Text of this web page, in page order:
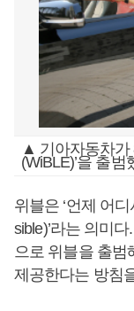
▲ 기아자동차가
(WiBLE)’을 출범
위블은 ‘언제 어
sible)’라는 의미
으로 위블을 출범
제공한다는 방침